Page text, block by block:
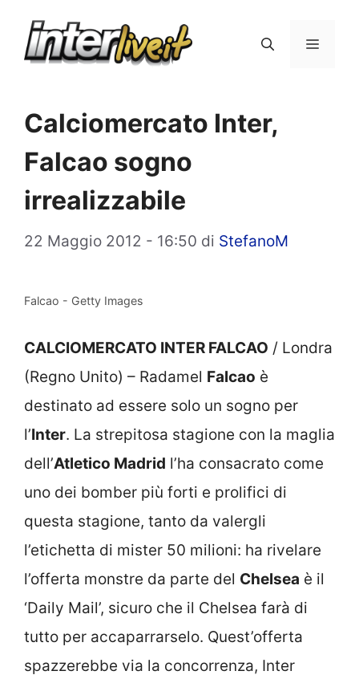
Menu
Calciomercato Inter,
Falcao sogno
irrealizzabile
22 Maggio 2012 - 16:50 di StefanoM
Falcao - Getty Images
CALCIOMERCATO INTER FALCAO / Londra
(Regno Unito) – Radamel Falcao è
destinato ad essere solo un sogno per
l’Inter. La strepitosa stagione con la maglia
dell’Atletico Madrid l’ha consacrato come
uno dei bomber più forti e prolifici di
questa stagione, tanto da valergli
l’etichetta di mister 50 milioni: ha rivelare
l’offerta monstre da parte del Chelsea è il
‘Daily Mail’, sicuro che il Chelsea farà di
tutto per accaparrarselo. Quest’offerta
spazzerebbe via la concorrenza, Inter